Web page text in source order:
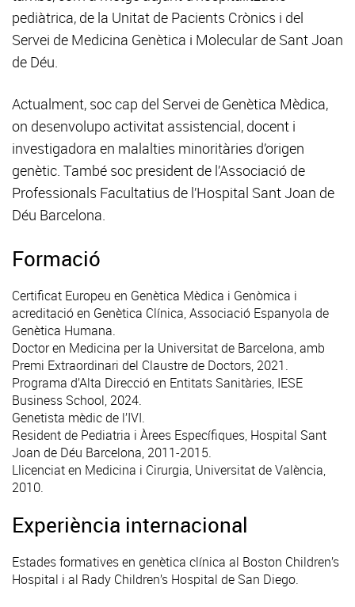
pediàtrica, de la Unitat de Pacients Crònics i del
Servei de Medicina Genètica i Molecular de Sant Joan
de Déu.
Actualment, soc cap del Servei de Genètica Mèdica,
on desenvolupo activitat assistencial, docent i
investigadora en malalties minoritàries d’origen
genètic. També soc president de l’Associació de
Professionals Facultatius de l’Hospital Sant Joan de
Déu Barcelona.
Formació
Certificat Europeu en Genètica Mèdica i Genòmica i
acreditació en Genètica Clínica, Associació Espanyola de
Genètica Humana.
Doctor en Medicina per la Universitat de Barcelona, amb
Premi Extraordinari del Claustre de Doctors, 2021.
Programa d’Alta Direcció en Entitats Sanitàries, IESE
Business School, 2024.
Genetista mèdic de l’IVI.
Resident de Pediatria i Àrees Específiques, Hospital Sant
Joan de Déu Barcelona, 2011-2015.
Llicenciat en Medicina i Cirurgia, Universitat de València,
2010.
Experiència internacional
Estades formatives en genètica clínica al Boston Children’s
Hospital i al Rady Children’s Hospital de San Diego.